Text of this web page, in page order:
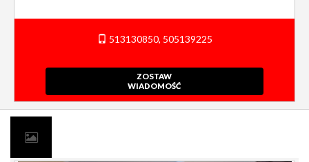
513130850, 505139225
ZOSTAW
WIADOMOŚĆ